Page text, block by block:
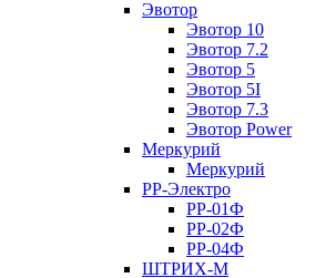
Эвотор
Эвотор 10
Эвотор 7.2
Эвотор 5
Эвотор 5I
Эвотор 7.3
Эвотор Power
Меркурий
Меркурий
РР-Электро
РР-01Ф
РР-02Ф
РР-04Ф
ШТРИХ-М